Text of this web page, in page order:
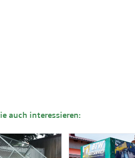
auch interessieren: